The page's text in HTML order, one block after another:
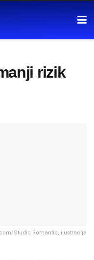
rizik
Studio Romantic, ilustracija